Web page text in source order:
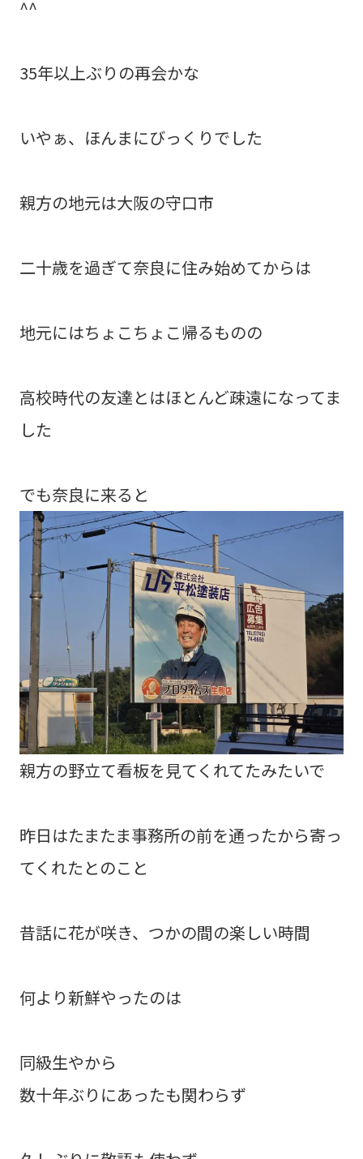
^^
35年以上ぶりの再会かな
いやぁ、ほんまにびっくりでした
親方の地元は大阪の守口市
二十歳を過ぎて奈良に住み始めてからは
地元にはちょこちょこ帰るものの
高校時代の友達とはほとんど疎遠になってま
した
でも奈良に来ると
親方の野立て看板を見てくれてたみたいで
昨日はたまたま事務所の前を通ったから寄っ
てくれたとのこと
昔話に花が咲き、つかの間の楽しい時間
何より新鮮やったのは
同級生やから
数十年ぶりにあったも関わらず